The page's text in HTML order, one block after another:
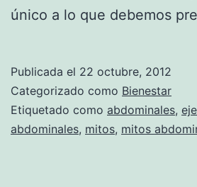
único a lo que debemos
Publicada el 22 octubre, 2012
Categorizado como Bienestar
Etiquetado como abdominales,
abdominales, mitos, mitos